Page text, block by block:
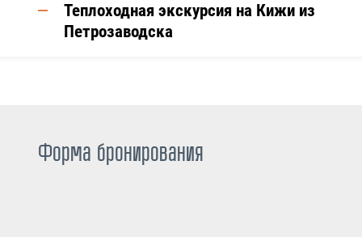
Теплоходная экскурсия на Кижи из
Петрозаводска
Форма бронирования